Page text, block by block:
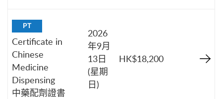
PT
Certificate in
Chinese
Medicine
Dispensing
中藥配劑證書
2026
年9月
13日
(星期
日)
HK$18,200